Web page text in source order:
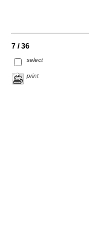
7 / 36
select
print